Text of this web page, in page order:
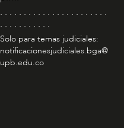
. . . . . . . . . . . . . . . . . . . . . . .
. . . . . . . . . . .
Solo para temas judiciales:
notificacionesjudiciales.bga@
upb.edu.co